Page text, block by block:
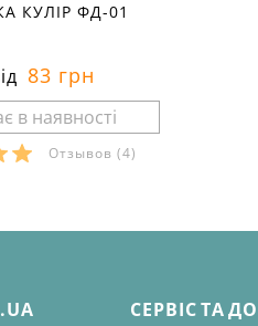
КУЛІР ФД-01
83 грн
Отзывов (4)
СЕРВІС ТА